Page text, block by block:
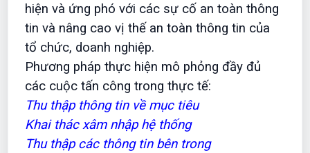
hiện và ứng phó với các sự cố an toàn thông
tin và nâng cao vị thế an toàn thông tin của
tổ chức, doanh nghiệp.
Phương pháp thực hiện mô phỏng đầy đủ
các cuộc tấn công trong thực tế:
Thu thập thông tin về mục tiêu
Khai thác xâm nhập hệ thống
Thu thập các thông tin bên trong